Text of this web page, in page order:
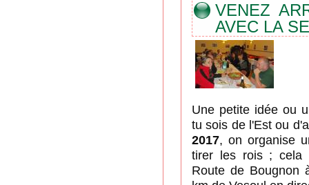
VENEZ
AVEC LA
Une petite idée ou
tu sois de l'Est ou
2017, on organise
tirer les rois ;
Route de Bougnon